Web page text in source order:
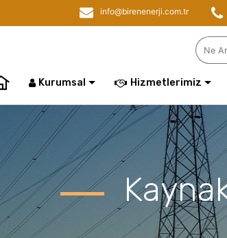
Kurumsal Hizmetlerimiz
info@birenenerji.com.tr